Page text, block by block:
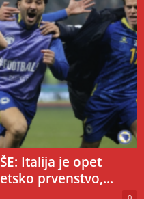
Italija je opet
prvenstvo,...